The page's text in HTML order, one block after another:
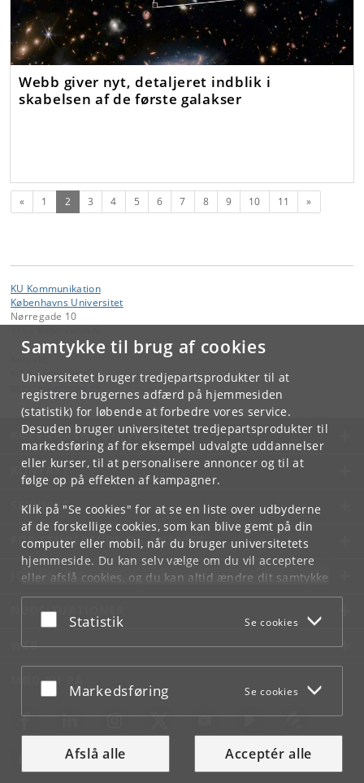
Samtykke til brug af cookies
Universitetet bruger tredjepartsprodukter til at
registrere brugernes adfærd på hjemmesiden
(statistik) for løbende at forbedre vores service.
Desuden bruger universitetet tredjepartsprodukter til
markedsføring af for eksempel udvalgte uddannelser
eller kurser, til at personalisere annoncer og til at
følge op på effekten af kampagner.
Klik på "Se cookies" for at se en liste over udbyderne
af de forskellige cookies, som kan blive gemt på din
computer eller mobil, når du bruger universitetets
hjemmeside. Du kan selv vælge om du vil acceptere
eller afslå cookies, og du kan altid ændre dit samtykke
underCookie- og privatlivspolitiksom du finder i
bunden af hver side.
Acceptér eller afslå
Statistik Se cookies
Acceptér eller afslå
Markedsføring Se cookies
Afslå alle Acceptér alle
Webb giver nyt, detaljeret indblik i
skabelsen af de første galakser
Forrige
« 1 2(nuværende)
3 4 5 6 7 8 9 10 11 Næste
»
KU Kommunikation
Københavns Universitet
Nørregade 10
KU Kommunikation
KØBENHAVNS UNIVERSITET
KONTAKT
SERVICES
FOR STUDERENDE OG ANSATTE
JOB OG KARRIERE
NØDSITUATIONER
WEB
MØD KU PÅ